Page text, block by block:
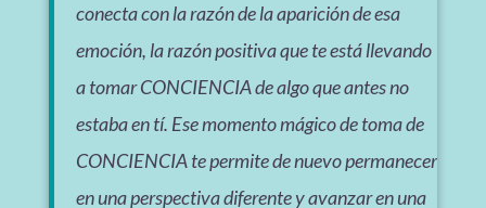
conecta con la razón de la aparición de esa
emoción, la razón positiva que te está llevando
a tomar CONCIENCIA de algo que antes no
estaba en tí. Ese momento mágico de toma de
CONCIENCIA te permite de nuevo permanecer
en una perspectiva diferente y avanzar en una